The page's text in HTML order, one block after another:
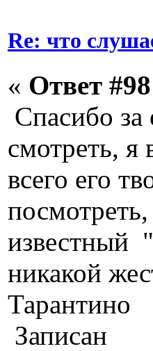
Re: что
« Ответ
Спасибо
смотреть, я
всего его
известный
никакой
Тарантино
Записан